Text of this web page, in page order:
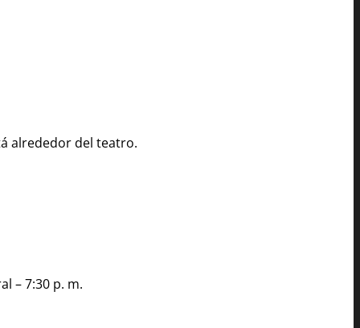
alrededor del teatro.
– 7:30 p. m.